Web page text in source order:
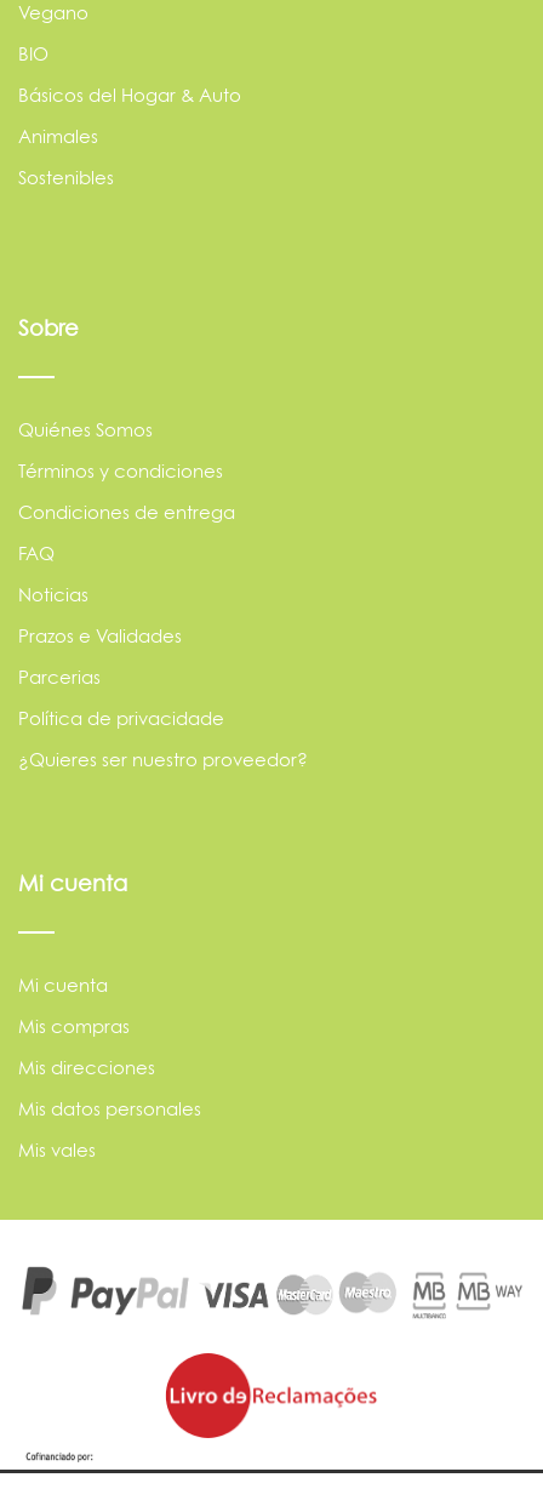
Vegano
BIO
Básicos del Hogar & Auto
Animales
Sostenibles
Sobre
Quiénes Somos
Términos y condiciones
Condiciones de entrega
FAQ
Noticias
Prazos e Validades
Parcerias
Política de privacidade
¿Quieres ser nuestro proveedor?
Mi cuenta
Mi cuenta
Mis compras
Mis direcciones
Mis datos personales
Mis vales